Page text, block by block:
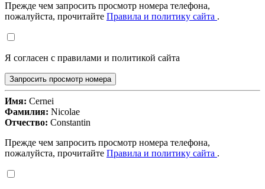
Прежде чем запросить просмотр номера телефона,
пожалуйста, прочитайте Правила и политику сайта .
Я согласен с правилами и политикой сайта
Запросить просмотр номера
Имя: Cernei
Фамилия: Nicolae
Отчество: Constantin
Прежде чем запросить просмотр номера телефона,
пожалуйста, прочитайте Правила и политику сайта .